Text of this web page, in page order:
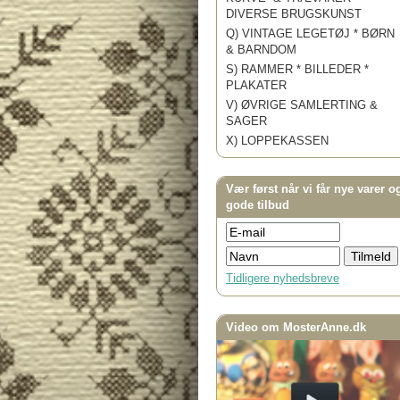
DIVERSE BRUGSKUNST
Q) VINTAGE LEGETØJ * BØRN
& BARNDOM
S) RAMMER * BILLEDER *
PLAKATER
V) ØVRIGE SAMLERTING &
SAGER
X) LOPPEKASSEN
Vær først når vi får nye varer
gode tilbud
Tidligere nyhedsbreve
Video om MosterAnne.dk